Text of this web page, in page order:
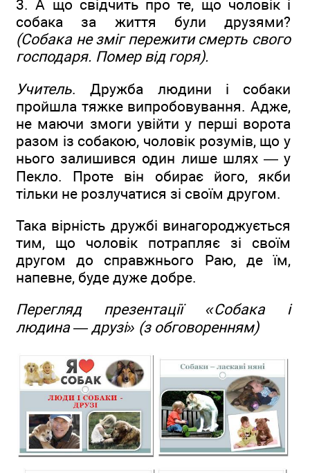
3. А що свідчить про те, що чоловік і
собака за життя були друзями?
(Собака не зміг пережити смерть свого
господаря. Помер від горя).
Учитель. Дружба людини і собаки
пройшла тяжке випробовування. Адже,
не маючи змоги увійти у перші ворота
разом із собакою, чоловік розумів, що у
нього залишився один лише шлях — у
Пекло. Проте він обирає його, якби
тільки не розлучатися зі своїм другом.
Така вірність дружбі винагороджується
тим, що чоловік потрапляє зі своїм
другом до справжнього Раю, де їм,
напевне, буде дуже добре.
Перегляд презентації «Собака і
людина — друзі» (з обговоренням)